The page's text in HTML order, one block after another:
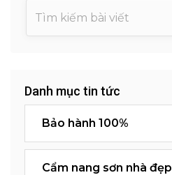
Danh mục tin tức
Bảo hành 100%
Cẩm nang sơn nhà đẹp